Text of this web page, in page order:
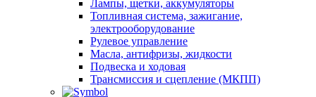
Лампы, щетки, аккумуляторы
Топливная система, зажигание,
электрооборудование
Рулевое управление
Масла, антифризы, жидкости
Подвеска и ходовая
Трансмиссия и сцепление (МКПП)